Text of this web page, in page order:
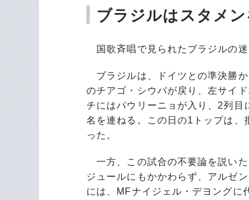
ブラジルはスタメ
国歌斉唱で見られたブラジルの迷
ブラジルは、ドイツとの準決勝
のチアゴ・シウバが戻り、左サイ
チにはパウリーニョが入り、2列目
名を連ねる。この日の1トップは、
った。
一方、この試合の不要論を説い
ジュールにもかかわらず、アルゼ
には、MFナイジェル・デヨングに